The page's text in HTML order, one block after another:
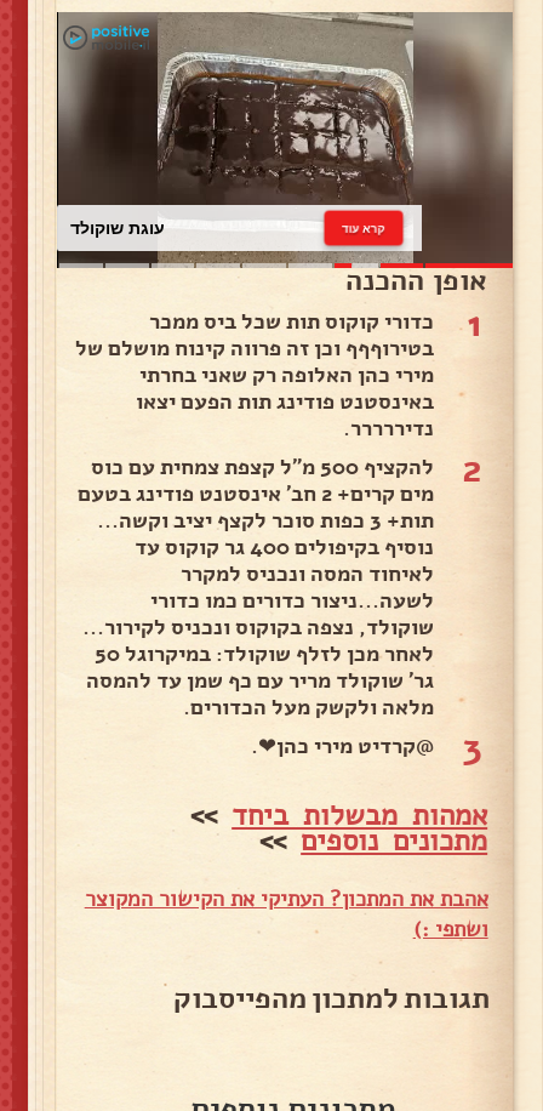
עוגת שוקולד קרא עוד
אופן ההכנה
1
כדורי קוקוס תות שכל ביס ממכר
בטירוףףף וכן זה פרווה קינוח מושלם של
מירי כהן האלופה רק שאני בחרתי
באינסטנט פודינג תות הפעם יצאו
נדיררררר.
2
להקציף 500 מ"ל קצפת צמחית עם כוס
מים קרים+ 2 חב' אינסטנט פודינג בטעם
תות+ 3 כפות סוכר לקצף יציב וקשה...
נוסיף בקיפולים 400 גר קוקוס עד
לאיחוד המסה ונכניס למקרר
לשעה...ניצור כדורים כמו כדורי
שוקולד, נצפה בקוקוס ונכניס לקירור...
לאחר מכן לזלף שוקולד: במיקרוגל 50
גר' שוקולד מריר עם כף שמן עד להמסה
מלאה ולקשק מעל הכדורים.
3 @קרדיט מירי כהן❤.
אמהות מבשלות ביחד >>
מתכונים נוספים>>
אהבת את המתכון? העתיקי את הקישור המקוצר
ושתפי :)
תגובות למתכון מהפייסבוק